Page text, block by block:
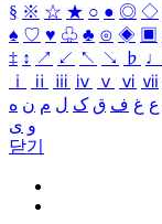
§ ※ ☆ ★ ○ ● ◎ ◇
♠ ♡ ♥ ♧ ♣ ⊙ ◈ ▣
‡ ↕ ↗ ↙ ↖ ↘ ♭ ♩
ⅰ
ⅱ ⅲ ⅳ ⅴ ⅵ ⅶ
ع غ ف ق ک ل م ن ه
و ی
닫기